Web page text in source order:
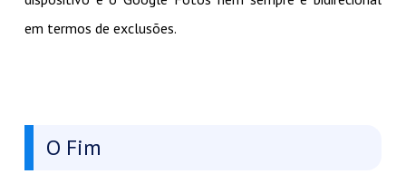
em termos de exclusões.
O Fim